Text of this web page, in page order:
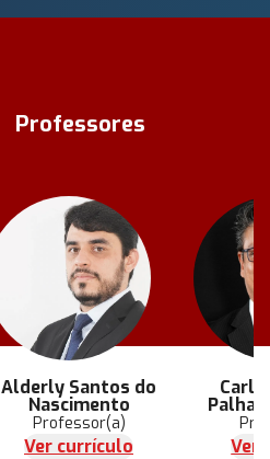
Professores
Alderly Santos do
Nascimento
Professor(a)
Ver currículo Ver